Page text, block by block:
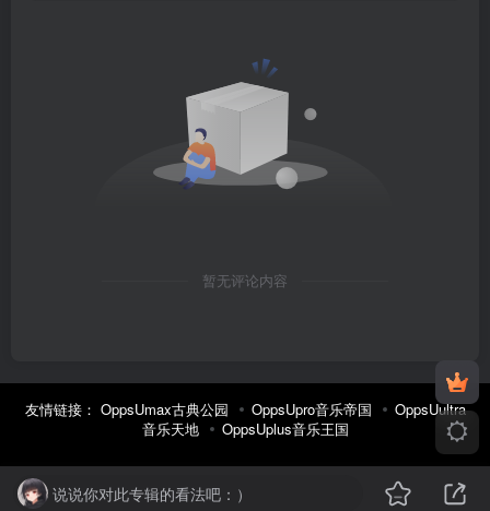
暂无评论内容
友情链接： OppsUmax古典公园 OppsUpro音乐帝国
OppsUultra
音乐天地
OppsUplus音乐王国
说说你对此专辑的看法吧：）